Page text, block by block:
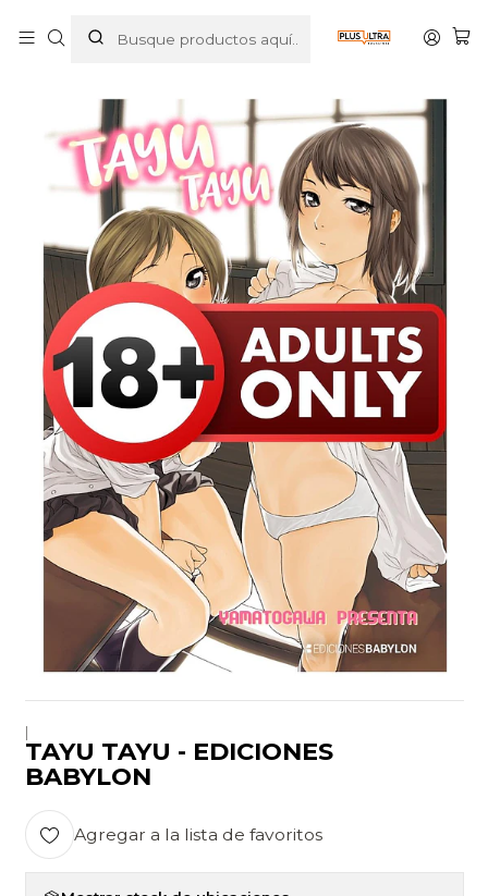
TAYU TAYU - EDICIONES BABYLON
|
TAYU TAYU - EDICIONES
BABYLON
Agregar a la lista de favoritos